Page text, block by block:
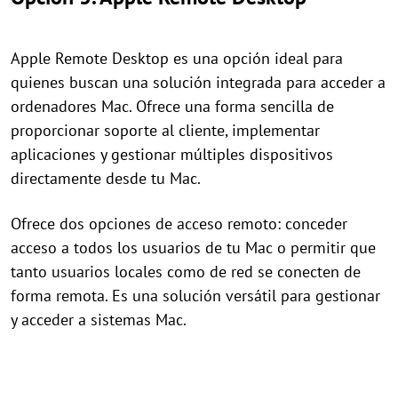
Apple Remote Desktop es una opción ideal para
quienes buscan una solución integrada para acceder a
ordenadores Mac. Ofrece una forma sencilla de
proporcionar soporte al cliente, implementar
aplicaciones y gestionar múltiples dispositivos
directamente desde tu Mac.
Ofrece dos opciones de acceso remoto: conceder
acceso a todos los usuarios de tu Mac o permitir que
tanto usuarios locales como de red se conecten de
forma remota. Es una solución versátil para gestionar
y acceder a sistemas Mac.